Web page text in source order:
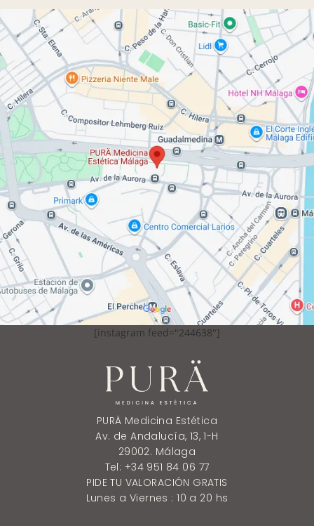
[instagram feed="244638"]
PURÄ Medicina Estética
Av. de Andalucía, 13, 1-H
29002. Málaga
Tel: +34 951 84 06 77
PIDE TU VALORACIÓN GRATIS
Lunes a Viernes : 10 a 20 hs